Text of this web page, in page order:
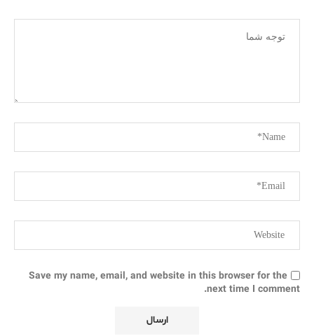
Save my name, email, and website in this browser for the
next time I comment.